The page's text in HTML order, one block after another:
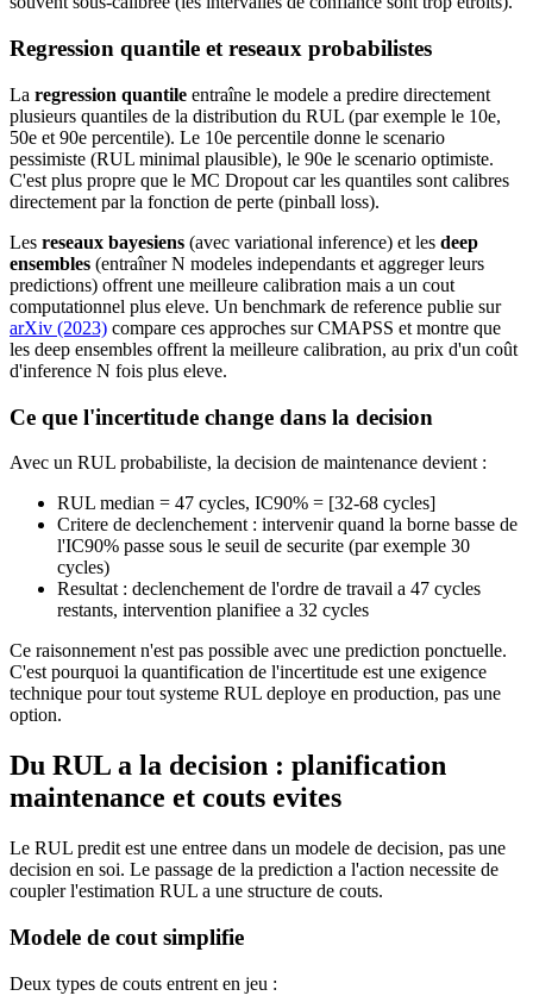
Regression quantile et reseaux probabilistes
La regression quantile entraîne le modele a predire directement
plusieurs quantiles de la distribution du RUL (par exemple le 10e,
50e et 90e percentile). Le 10e percentile donne le scenario
pessimiste (RUL minimal plausible), le 90e le scenario optimiste.
C'est plus propre que le MC Dropout car les quantiles sont calibres
directement par la fonction de perte (pinball loss).
Les reseaux bayesiens (avec variational inference) et les deep
ensembles (entraîner N modeles independants et aggreger leurs
predictions) offrent une meilleure calibration mais a un cout
computationnel plus eleve. Un benchmark de reference publie sur
arXiv (2023) compare ces approches sur CMAPSS et montre que
les deep ensembles offrent la meilleure calibration, au prix d'un coût
d'inference N fois plus eleve.
Ce que l'incertitude change dans la decision
Avec un RUL probabiliste, la decision de maintenance devient :
RUL median = 47 cycles, IC90% = [32-68 cycles]
Critere de declenchement : intervenir quand la borne basse de
l'IC90% passe sous le seuil de securite (par exemple 30
cycles)
Resultat : declenchement de l'ordre de travail a 47 cycles
restants, intervention planifiee a 32 cycles
Ce raisonnement n'est pas possible avec une prediction ponctuelle.
C'est pourquoi la quantification de l'incertitude est une exigence
technique pour tout systeme RUL deploye en production, pas une
option.
Du RUL a la decision : planification
maintenance et couts evites
Le RUL predit est une entree dans un modele de decision, pas une
decision en soi. Le passage de la prediction a l'action necessite de
coupler l'estimation RUL a une structure de couts.
Modele de cout simplifie
Deux types de couts entrent en jeu :